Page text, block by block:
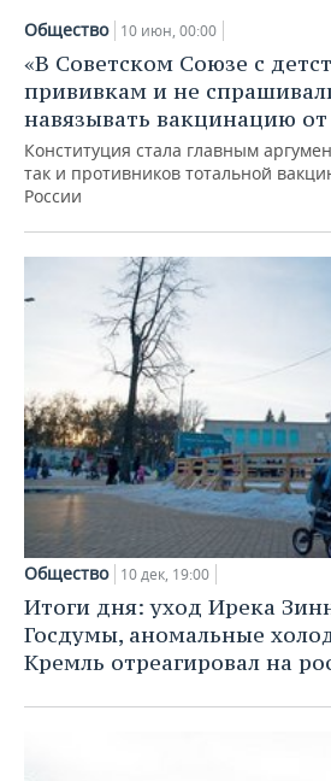
Общество 10 июн, 00:00
«В Советском Союзе с
прививкам и не
навязывать вакцинацию от
Конституция стала главным
так и противников тотальной
России
Общество 10 дек, 19:00
Итоги дня: уход Ирека
Госдумы, аномальные
Кремль отреагировал на